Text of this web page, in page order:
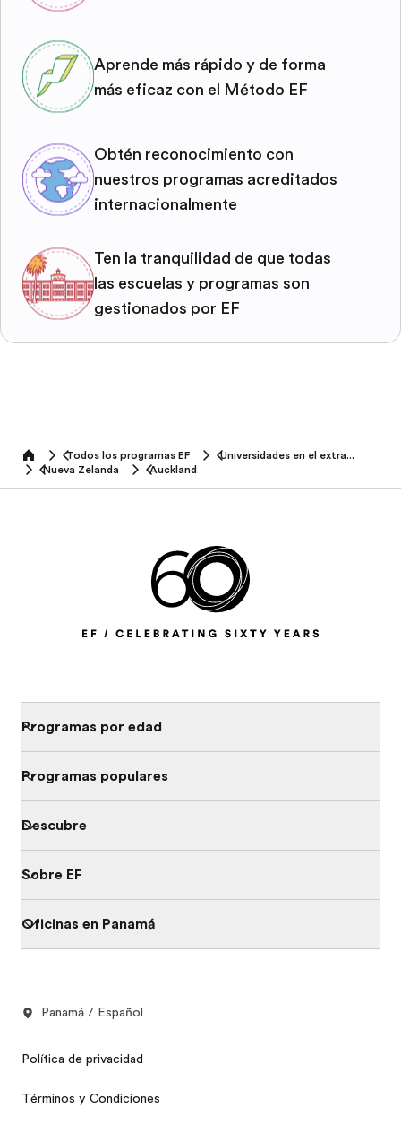
Aprende más rápido y de forma
más eficaz con el Método EF
Obtén reconocimiento con
nuestros programas acreditados
internacionalmente
Ten la tranquilidad de que todas
las escuelas y programas son
gestionados por EF
home Todos los programas EF
Universidades en el extranjero
Nueva Zelanda
Auckland
Programas por edad
Programas populares
Descubre
Sobre EF
Oficinas en Panamá
Panamá / Español
Política de privacidad
Términos y Condiciones